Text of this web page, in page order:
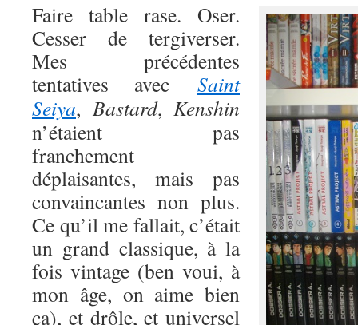
Faire table rase. Oser.
Cesser de tergiverser.
Mes précédentes
tentatives avec Saint
Seiya, Bastard, Kenshin
n’étaient pas
franchement
déplaisantes, mais pas
convaincantes non plus.
Ce qu’il me fallait, c’était
un grand classique, à la
fois vintage (ben voui, à
mon âge, on aime bien
ça), et drôle, et universel